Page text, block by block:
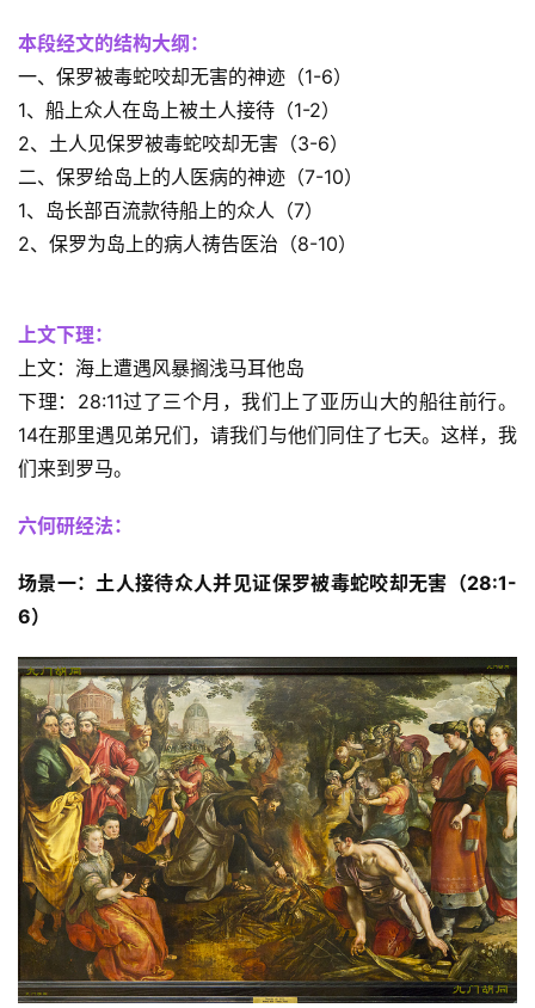
本段经文的结构大纲：
一、保罗被毒蛇咬却无害的神迹（1-6）
1、船上众人在岛上被土人接待（1-2）
2、土人见保罗被毒蛇咬却无害（3-6）
二、保罗给岛上的人医病的神迹（7-10）
1、岛长部百流款待船上的众人（7）
2、保罗为岛上的病人祷告医治（8-10）
上文下理：
上文：海上遭遇风暴搁浅马耳他岛
下理：28:11过了三个月，我们上了亚历山大的船往前行。
14在那里遇见弟兄们，请我们与他们同住了七天。这样，我
们来到罗马。
六何研经法：
场景一：土人接待众人并见证保罗被毒蛇咬却无害（28:1-
6）